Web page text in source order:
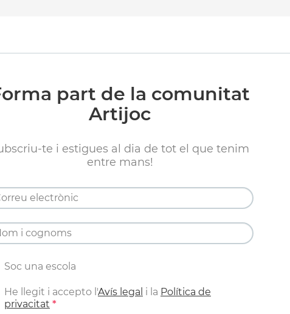
part de la comunitat
Artijoc
te i estigues al dia de tot el que tenim
entre mans!
Soc una escola
He llegit i accepto l'Avís legal i la Política de
privacitat